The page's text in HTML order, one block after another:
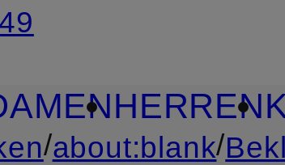
HERREN
/about:blank/